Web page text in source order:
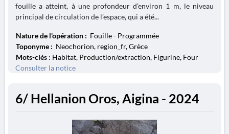
fouille a atteint, à une profondeur d’environ 1 m, le niveau
principal de circulation de l’espace, qui a été...
Nature de l'opération : Fouille - Programmée
Toponyme : Neochorion, region_fr, Grèce
Mots-clés : Habitat, Production/extraction, Figurine, Four
Consulter la notice
6/ Hellanion Oros, Aigina - 2024